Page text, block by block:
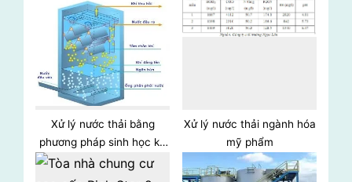
Xử lý nước thải bằng
phương pháp sinh học kỵ
khí
Xử lý nước thải ngành hóa
mỹ phẩm